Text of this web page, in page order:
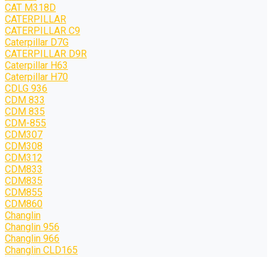
CAT M318D
CATERPILLAR
CATERPILLAR C9
Caterpillar D7G
CATERPILLAR D9R
Caterpillar H63
Caterpillar H70
CDLG 936
CDM 833
CDM 835
CDM-855
CDM307
CDM308
CDM312
CDM833
CDM835
CDM855
CDM860
Changlin
Changlin 956
Changlin 966
Changlin CLD165